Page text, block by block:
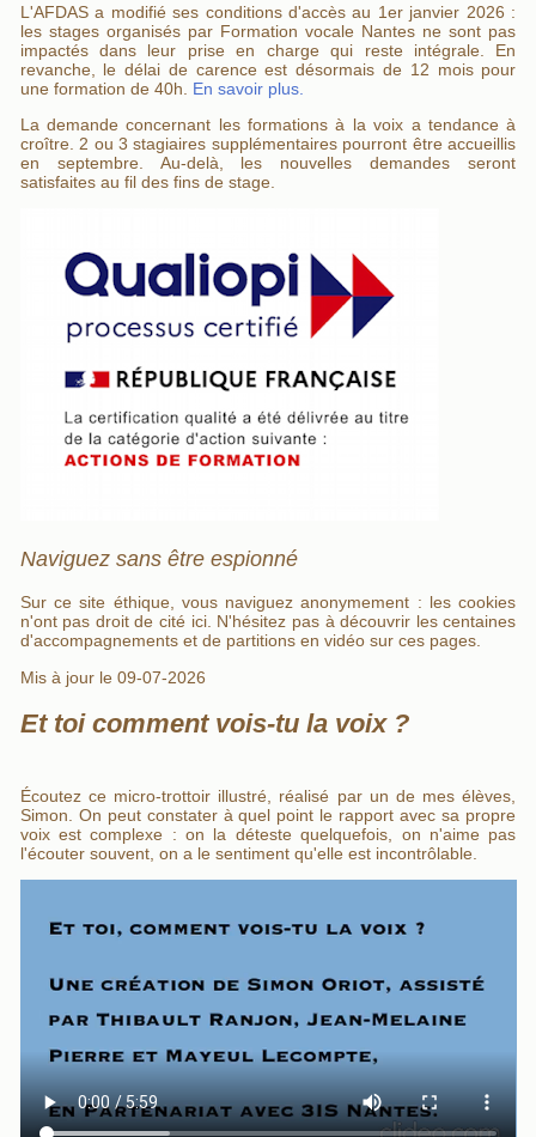
L'AFDAS a modifié ses conditions d'accès au 1er janvier 2026 :
les stages organisés par Formation vocale Nantes ne sont pas
impactés dans leur prise en charge qui reste intégrale. En
revanche, le délai de carence est désormais de 12 mois pour
une formation de 40h. En savoir plus.
La demande concernant les formations à la voix a tendance à
croître. 2 ou 3 stagiaires supplémentaires pourront être accueillis
en septembre. Au-delà, les nouvelles demandes seront
satisfaites au fil des fins de stage.
Naviguez sans être espionné
Sur ce site éthique, vous naviguez anonymement : les cookies
n'ont pas droit de cité ici. N'hésitez pas à découvrir les centaines
d'accompagnements et de partitions en vidéo sur ces pages.
Mis à jour le 09-07-2026
Et toi comment vois-tu la voix ?
Écoutez ce micro-trottoir illustré, réalisé par un de mes élèves,
Simon. On peut constater à quel point le rapport avec sa propre
voix est complexe : on la déteste quelquefois, on n'aime pas
l'écouter souvent, on a le sentiment qu'elle est incontrôlable.